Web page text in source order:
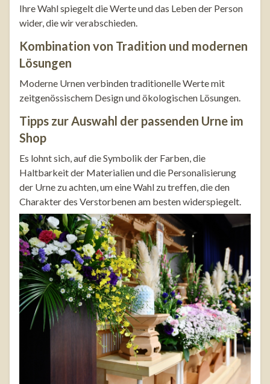
Ihre Wahl spiegelt die Werte und das Leben der Person
wider, die wir verabschieden.
Kombination von Tradition und modernen
Lösungen
Moderne Urnen verbinden traditionelle Werte mit
zeitgenössischem Design und ökologischen Lösungen.
Tipps zur Auswahl der passenden Urne im
Shop
Es lohnt sich, auf die Symbolik der Farben, die
Haltbarkeit der Materialien und die Personalisierung
der Urne zu achten, um eine Wahl zu treffen, die den
Charakter des Verstorbenen am besten widerspiegelt.